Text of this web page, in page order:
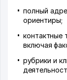
полный
ориентиры;
контактные
включая
рубрики и